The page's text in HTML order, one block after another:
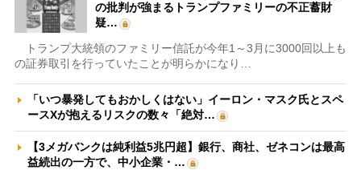
の批判が強まるトランプファミリーの不正蓄財
疑…
トランプ大統領のファミリー信託が今年1～3月に3000回以上も
の証券取引を行っていたことが明らかになり…
「いつ暴発してもおかしくはない」イーロン・マスク氏とスペ
ースXが抱えるリスクの数々「絶対…
【3メガバンクは純利益5兆円超】銀行、商社、ゼネコンは最高
益続出の一方で、中小企業・…